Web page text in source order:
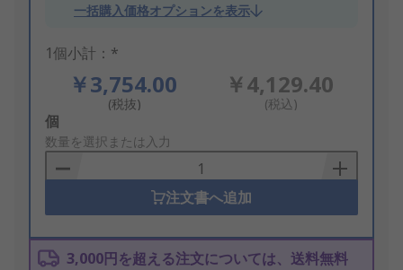
一括購入価格オプションを表示
1個小計：*
￥3,754.00
(税抜)
￥4,129.40
(税込)
Add
to
Basket
個
数量を選択または入力
注文書へ追加
3,000円を超える注文については、送料無料